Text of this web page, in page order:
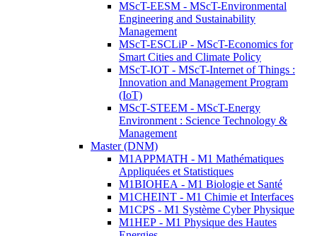
MScT-EESM - MScT-Environmental
Engineering and Sustainability
Management
MScT-ESCLiP - MScT-Economics for
Smart Cities and Climate Policy
MScT-IOT - MScT-Internet of Things :
Innovation and Management Program
(IoT)
MScT-STEEM - MScT-Energy
Environment : Science Technology &
Management
Master (DNM)
M1APPMATH - M1 Mathématiques
Appliquées et Statistiques
M1BIOHEA - M1 Biologie et Santé
M1CHEINT - M1 Chimie et Interfaces
M1CPS - M1 Système Cyber Physique
M1HEP - M1 Physique des Hautes